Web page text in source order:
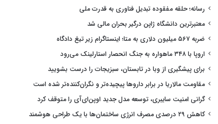
رسانه؛ حلقه مفقوده تبدیل فناوری به قدرت ملی
معتبرترین دانشگاه ژاپن درگیر بحران مالی شد
ضربه ۵۶۷ میلیون دلاری به متا؛ اینستاگرام زیر تیغ دادگاه
اروپا با ۳۴۸ ماهواره به جنگ انحصار استارلینک می‌رود
برای پیشگیری از وبا در تابستان، سبزیجات را درست بشویید
مقاومت مالاریا در برابر داروها پیچیده‌تر و نگران‌کننده‌تر شده است
گرانی امنیت سایبری، توسعه مدل جدید اوپن‌ای‌آی را متوقف کرد
کاهش ۲۹ درصدی مصرف انرژی ساختمان‌ها با یک طراحی هوشمند